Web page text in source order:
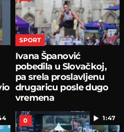
SPORT
Ivana Španović
pobedila u Slovačkoj,
pa srela proslavljenu
drugaricu posle dugo
vremena
1:47
0